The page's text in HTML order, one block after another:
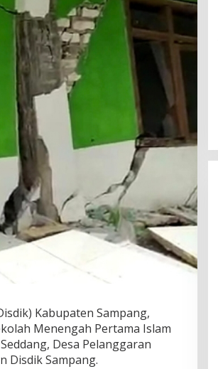
Kabupaten Sampang,
Menengah Pertama Islam
Desa Pelanggaran
Disdik Sampang.